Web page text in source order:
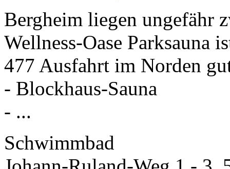
Bergheim liegen ungefähr
Wellness-Oase Parksauna
477 Ausfahrt im Norden
- Blockhaus-Sauna
- ...
Schwimmbad